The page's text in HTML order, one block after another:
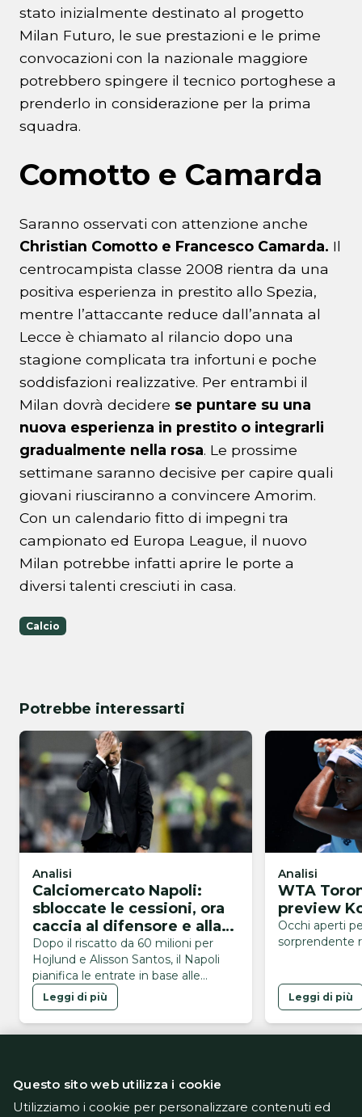
stato inizialmente destinato al progetto
Milan Futuro, le sue prestazioni e le prime
convocazioni con la nazionale maggiore
potrebbero spingere il tecnico portoghese a
prenderlo in considerazione per la prima
squadra.
Comotto e Camarda
Saranno osservati con attenzione anche
Christian Comotto e Francesco Camarda. Il
centrocampista classe 2008 rientra da una
positiva esperienza in prestito allo Spezia,
mentre l’attaccante reduce dall’annata al
Lecce è chiamato al rilancio dopo una
stagione complicata tra infortuni e poche
soddisfazioni realizzative. Per entrambi il
Milan dovrà decidere se puntare su una
nuova esperienza in prestito o integrarli
gradualmente nella rosa. Le prossime
settimane saranno decisive per capire quali
giovani riusciranno a convincere Amorim.
Con un calendario fitto di impegni tra
campionato ed Europa League, il nuovo
Milan potrebbe infatti aprire le porte a
diversi talenti cresciuti in casa.
Calcio
Potrebbe interessarti
Analisi
Calciomercato Napoli:
sbloccate le cessioni, ora
caccia al difensore e alla
punta
Dopo il riscatto da 60 milioni per
Hojlund e Alisson Santos, il Napoli
pianifica le entrate in base alle
uscite: tutti i nomi
Leggi di più
Analisi
WTA
preview
Occhi aperti
sorprendente
Leggi di più
Questo sito web utilizza i cookie
Utilizziamo i cookie per personalizzare contenuti ed